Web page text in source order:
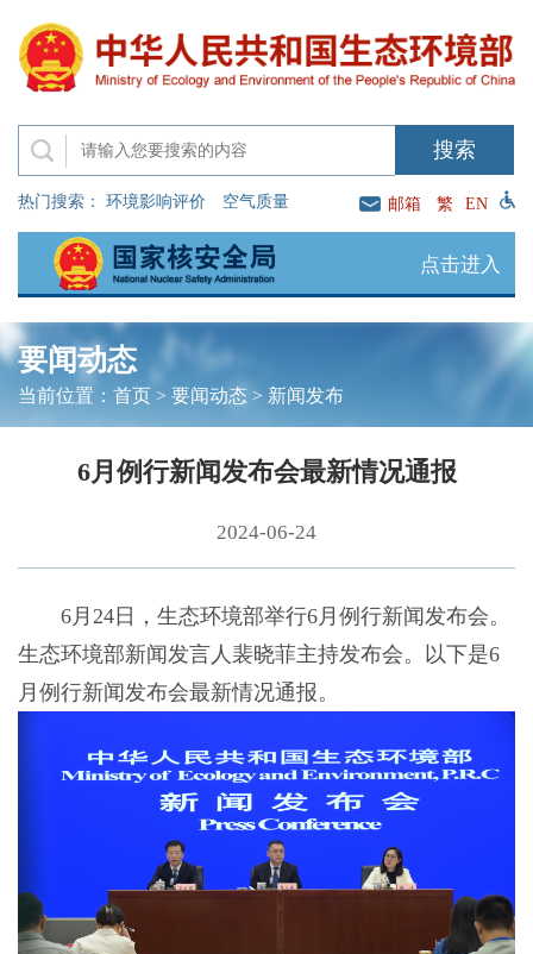
热门搜索： 环境影响评价 空气质量 邮箱 繁 EN
点击进入
要闻动态
当前位置： 首页> 要闻动态 > 新闻发布
6月例行新闻发布会最新情况通报
2024-06-24
6月24日，生态环境部举行6月例行新闻发布会。
生态环境部新闻发言人裴晓菲主持发布会。以下是6
月例行新闻发布会最新情况通报。